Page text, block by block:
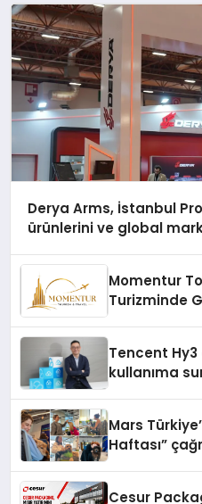
Derya Arms, İstanbul
ürünlerini ve global
Momentur
Turizminde
Tencent
kullanıma
Mars
Haftası”
Cesur